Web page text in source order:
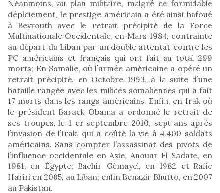
Néanmoins, au plan militaire, malgré ce formidable
déploiement, le prestige américain a été ainsi bafoué
à Beyrouth avec le retrait précipité de la Force
Multinationale Occidentale, en Mars 1984, contrainte
au départ du Liban par un double attentat contre les
PC américains et français qui ont fait au total 299
morts; En Somalie, où l’armée américaine a opéré un
retrait précipité, en Octobre 1993, à la suite d’une
bataille rangée avec les milices somaliennes qui a fait
17 morts dans les rangs américains. Enfin, en Irak où
le président Barack Obama a ordonné le retrait de
ses troupes, le 1 er septembre 2010, sept ans après
l’invasion de l’Irak, qui a coûté la vie à 4.400 soldats
américains. Sans compter l’assassinat des pivots de
l’influence occidentale en Asie, Anouar El Sadate, en
1981, en Égypte; Bachir Gémayel, en 1982 et Rafic
Hariri en 2005, au Liban; enfin Benazir Bhutto, en 2007
au Pakistan.